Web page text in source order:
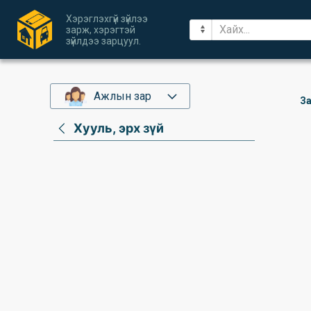
Хэрэглэхгүй зүйлээ
зарж, хэрэгтэй
зүйлдээ зарцуул.
Ажлын зар
Хууль, эрх зүй